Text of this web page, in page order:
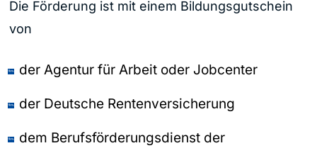
Die Förderung ist mit einem Bildungsgutschein
von
der Agentur für Arbeit oder Jobcenter
der Deutsche Rentenversicherung
dem Berufsförderungsdienst der